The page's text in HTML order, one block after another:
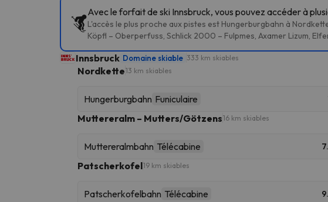
Avec le forfait de ski Innsbruck, vous pouvez accéder à
L'accès le plus proche aux pistes est Hungerburgbahn à
Köpfl – Oberperfuss, Schlick 2000 – Fulpmes, Axamer Lizum,
Innsbruck Domaine skiable 333 km skiables
Nordkette13 km skiables
Hungerburgbahn Funiculaire
Muttereralm – Mutters/Götzens16 km skiables
Muttereralmbahn Télécabine
Patscherkofel19 km skiables
Patscherkofelbahn Télécabine